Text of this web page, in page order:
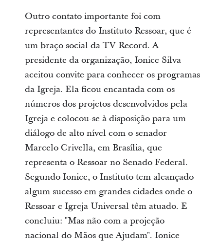
Outro contato importante foi com
representantes do Instituto Ressoar, que é
um braço social da TV Record. A
presidente da organização, Ionice Silva
aceitou convite para conhecer os programas
da Igreja. Ela ficou encantada com os
números dos projetos desenvolvidos pela
Igreja e colocou-se à disposição para um
diálogo de alto nível com o senador
Marcelo Crivella, em Brasília, que
representa o Ressoar no Senado Federal.
Segundo Ionice, o Instituto tem alcançado
algum sucesso em grandes cidades onde o
Ressoar e Igreja Universal têm atuado. E
concluiu: "Mas não com a projeção
nacional do Mãos que Ajudam". Ionice